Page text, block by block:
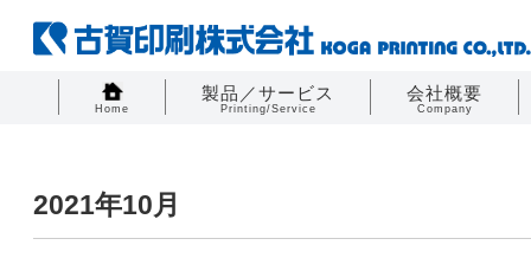
Home
製品／サービス
Printing/Service
会社概要
Company
2021年10月